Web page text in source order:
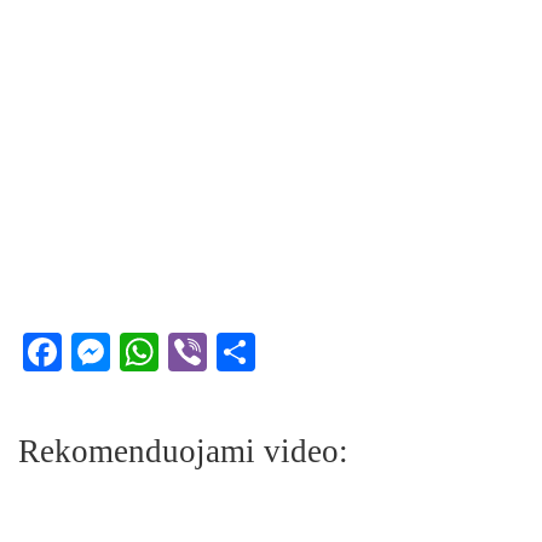
Facebook
Messenger
WhatsApp
Viber
Rekomenduojami video: